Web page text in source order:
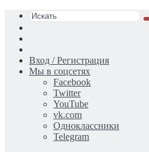
статья
Вход / Регистрация
Мы в соцсетях
Facebook
Twitter
YouTube
vk.com
Одноклассники
Telegram